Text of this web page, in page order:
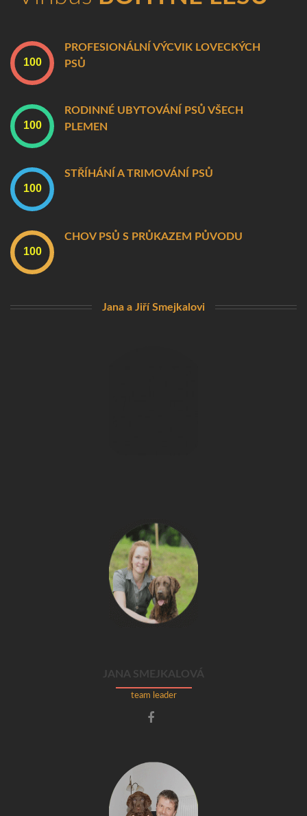
PROFESIONÁLNÍ VÝCVIK LOVECKÝCH
PSŮ
RODINNÉ UBYTOVÁNÍ PSŮ VŠECH
PLEMEN
STŘÍHÁNÍ A TRIMOVÁNÍ PSŮ
CHOV PSŮ S PRŮKAZEM PŮVODU
Jana a Jiří Smejkalovi
JANA SMEJKALOVÁ
team leader